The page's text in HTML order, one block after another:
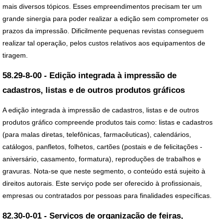
mais diversos tópicos. Esses empreendimentos precisam ter um
grande sinergia para poder realizar a edição sem comprometer os
prazos da impressão. Dificilmente pequenas revistas conseguem
realizar tal operação, pelos custos relativos aos equipamentos de
tiragem.
58.29-8-00 - Edição integrada à impressão de
cadastros, listas e de outros produtos gráficos
A edição integrada à impressão de cadastros, listas e de outros
produtos gráfico compreende produtos tais como: listas e cadastros
(para malas diretas, telefônicas, farmacêuticas), calendários,
catálogos, panfletos, folhetos, cartões (postais e de felicitações -
aniversário, casamento, formatura), reproduções de trabalhos e
gravuras. Nota-se que neste segmento, o conteúdo está sujeito à
direitos autorais. Este serviço pode ser oferecido à profissionais,
empresas ou contratados por pessoas para finalidades específicas.
82.30-0-01 - Serviços de organização de feiras,